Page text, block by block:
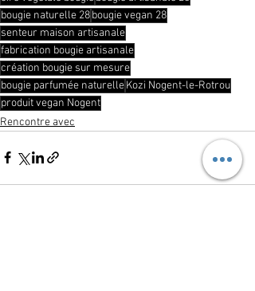
bougie naturelle 28bougie vegan 28
senteur maison artisanale
fabrication bougie artisanale
création bougie sur mesure
bougie parfumée naturelleKozi Nogent-le-Rotrou
produit vegan Nogent
Rencontre avec